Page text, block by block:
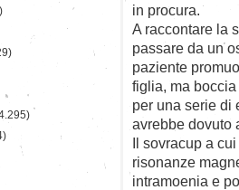
in procura.
A raccontare la
passare da un
paziente
figlia, ma
per una serie di
avrebbe dovuto
Il sovracup a
risonanze
intramoenia e